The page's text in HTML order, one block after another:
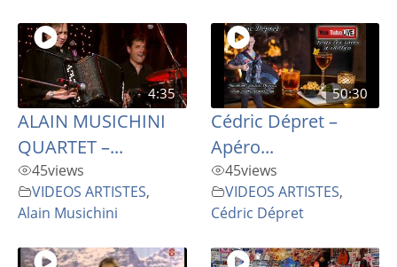
4:35
ALAIN MUSICHINI
QUARTET –...
45views
VIDEOS ARTISTES,
Alain Musichini
50:30
Cédric Dépret –
Apéro...
45views
VIDEOS ARTISTES,
Cédric Dépret